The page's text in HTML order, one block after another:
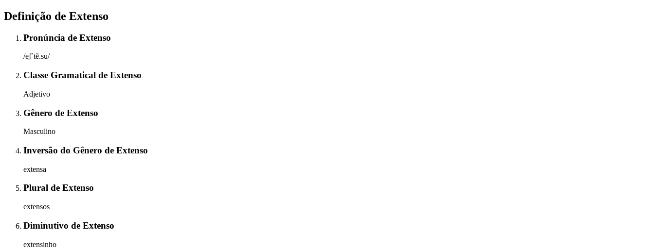
Definição de Extenso
Pronúncia de Extenso
/eʃˈtẽ.su/
Classe Gramatical de Extenso
Adjetivo
Gênero de Extenso
Masculino
Inversão do Gênero de Extenso
extensa
Plural de Extenso
extensos
Diminutivo de Extenso
extensinho